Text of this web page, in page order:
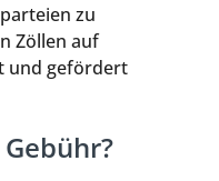
zu
Zöllen auf
und gefördert